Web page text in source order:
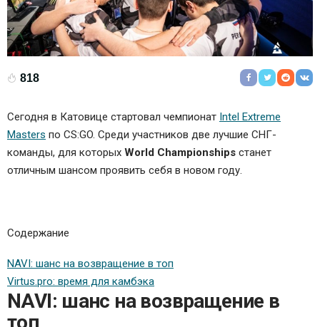
818
Сегодня в Катовице стартовал чемпионат Intel Extreme
Masters по CS:GO. Среди участников две лучшие СНГ-
команды, для которых World Championships станет
отличным шансом проявить себя в новом году.
Содержание
NAVI: шанс на возвращение в топ
Virtus.pro: время для камбэка
NAVI: шанс на возвращение в